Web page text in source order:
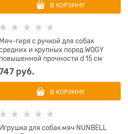
В КОРЗИНУ
Мяч-гиря с ручкой для собак
и крупных пород WOGY
повышенной прочности d 15 см
руб.
В КОРЗИНУ
Игрушка для собак мяч NUNBELL